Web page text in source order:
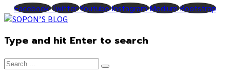
FacebookTwitterYoutubeInstagramMediumBootstrap
Type and hit Enter to search